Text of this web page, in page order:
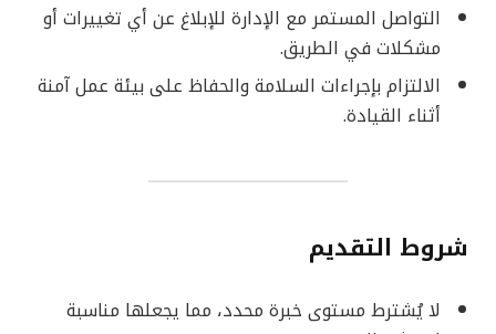
التواصل المستمر مع الإدارة للإبلاغ عن أي تغييرات أو
مشكلات في الطريق.
الالتزام بإجراءات السلامة والحفاظ على بيئة عمل آمنة
أثناء القيادة.
شروط التقديم
لا يُشترط مستوى خبرة محدد، مما يجعلها مناسبة